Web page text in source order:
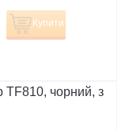
Купити
TF810, чорний, з